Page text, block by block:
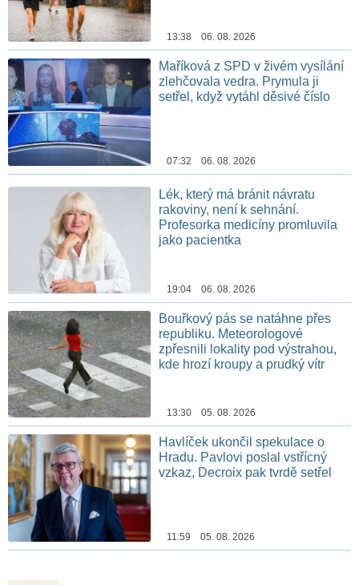
13:38 06. 08. 2026
Maříková z SPD v živém vysílání
zlehčovala vedra. Prymula ji
setřel, když vytáhl děsivé číslo
07:32 06. 08. 2026
Lék, který má bránit návratu
rakoviny, není k sehnání.
Profesorka medicíny promluvila
jako pacientka
19:04 06. 08. 2026
Bouřkový pás se natáhne přes
republiku. Meteorologové
zpřesnili lokality pod výstrahou,
kde hrozí kroupy a prudký vítr
13:30 05. 08. 2026
Havlíček ukončil spekulace o
Hradu. Pavlovi poslal vstřícný
vzkaz, Decroix pak tvrdě setřel
11:59 05. 08. 2026